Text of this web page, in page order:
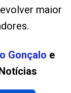
maior
Gonçalo e